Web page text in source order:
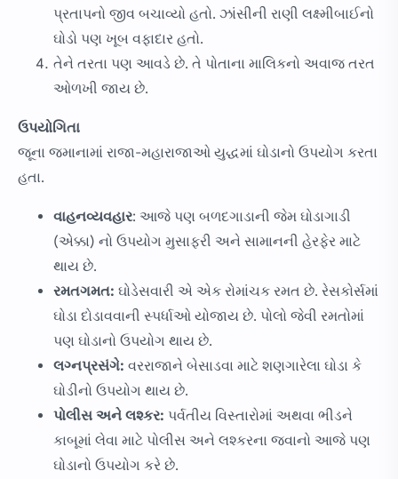
પ્રતાપનો જીવ બચાવ્યો હતો. ઝાંસીની રાણી લક્ષ્મીબાઈનો
ઘોડો પણ ખૂબ વફાદાર હતો.
તેને તરતા પણ આવડે છે. તે પોતાના માલિકનો અવાજ તરત
ઓળખી જાય છે.
ઉપયોગિતા
જૂના જમાનામાં રાજા-મહારાજાઓ યુદ્ધમાં ઘોડાનો ઉપયોગ કરતા
હતા.
વાહનવ્યવહાર: આજે પણ બળદગાડાની જેમ ઘોડાગાડી
(એક્કા) નો ઉપયોગ મુસાફરી અને સામાનની હેરફેર માટે
થાય છે.
રમતગમત: ઘોડેસવારી એ એક રોમાંચક રમત છે. રેસકોર્સમાં
ઘોડા દોડાવવાની સ્પર્ધાઓ યોજાય છે. પોલો જેવી રમતોમાં
પણ ઘોડાનો ઉપયોગ થાય છે.
લગ્નપ્રસંગે: વરરાજાને બેસાડવા માટે શણગારેલા ઘોડા કે
ઘોડીનો ઉપયોગ થાય છે.
પોલીસ અને લશ્કર: પર્વતીય વિસ્તારોમાં અથવા ભીડને
કાબૂમાં લેવા માટે પોલીસ અને લશ્કરના જવાનો આજે પણ
ઘોડાનો ઉપયોગ કરે છે.